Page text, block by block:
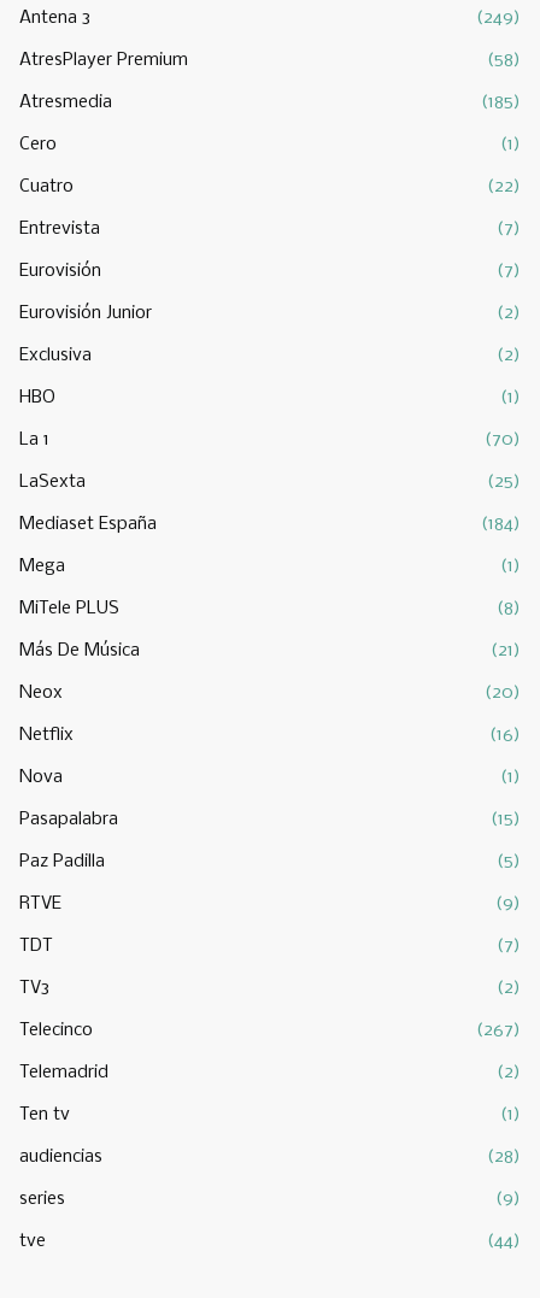
Antena 3 (249)
AtresPlayer Premium (58)
Atresmedia (185)
Cero (1)
Cuatro (22)
Entrevista (7)
Eurovisión (7)
Eurovisión Junior (2)
Exclusiva (2)
HBO (1)
La 1 (70)
LaSexta (25)
Mediaset España (184)
Mega (1)
MiTele PLUS (8)
Más De Música (21)
Neox (20)
Netflix (16)
Nova (1)
Pasapalabra (15)
Paz Padilla (5)
RTVE (9)
TDT (7)
TV3 (2)
Telecinco (267)
Telemadrid (2)
Ten tv (1)
audiencias (28)
series (9)
tve (44)